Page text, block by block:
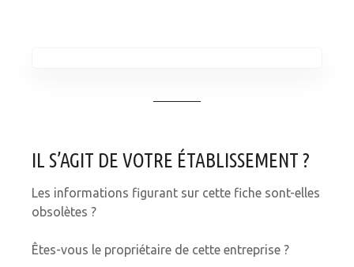
IL S’AGIT DE VOTRE ÉTABLISSEMENT ?
Les informations figurant sur cette fiche sont-elles
obsolètes ?
Êtes-vous le propriétaire de cette entreprise ?